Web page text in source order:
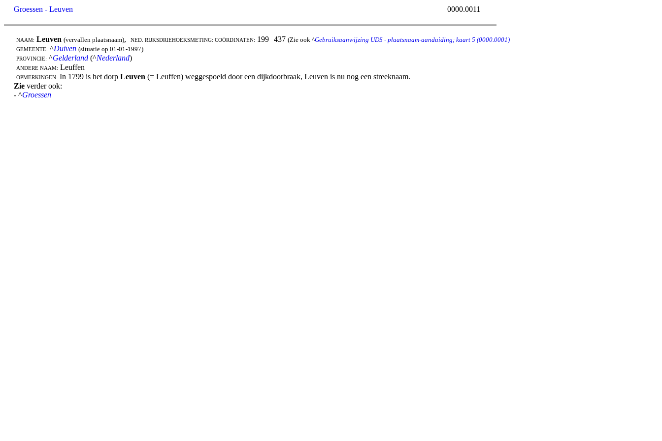
Groessen - Leuven 0000.0011
NAAM: Leuven (vervallen plaatsnaam), NED. RIJKSDRIEHOEKSMETING: COÖRDINATEN: 199 437 (Zie ook ^Gebruiksaanwijzing UDS - plaatsnaam-aanduiding; kaart 5 (0000.0001)
GEMEENTE: ^Duiven (situatie op 01-01-1997)
PROVINCIE: ^Gelderland (^Nederland)
ANDERE NAAM: Leuffen
OPMERKINGEN: In 1799 is het dorp Leuven (= Leuffen) weggespoeld door een dijkdoorbraak, Leuven is nu nog een streeknaam.
Zie verder ook:
- ^Groessen